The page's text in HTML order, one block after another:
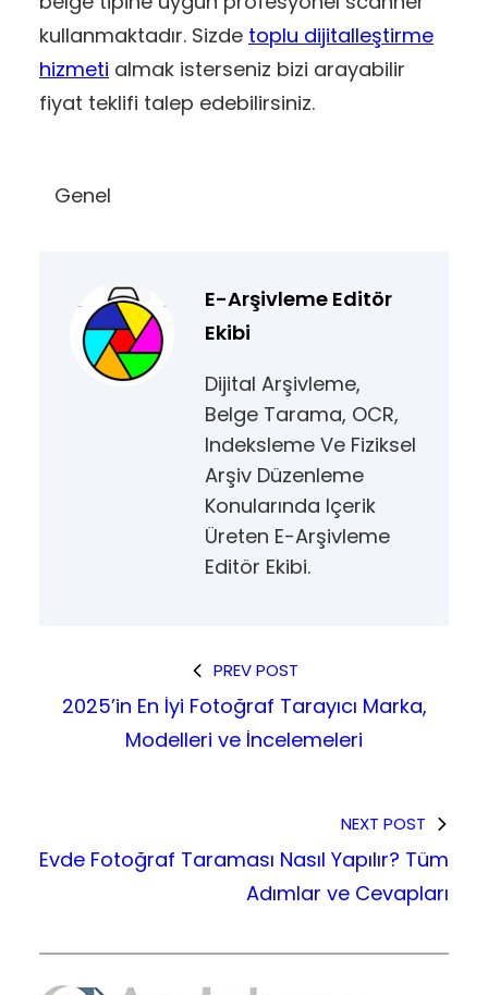
kullanmaktadır. Sizde toplu dijitalleştirme
hizmeti almak isterseniz bizi arayabilir
fiyat teklifi talep edebilirsiniz.
Genel
E-Arşivleme Editör
Ekibi
Dijital Arşivleme,
Belge Tarama, OCR,
Indeksleme Ve Fiziksel
Arşiv Düzenleme
Konularında Içerik
Üreten E-Arşivleme
Editör Ekibi.
PREV POST
2025’in En İyi Fotoğraf Tarayıcı Marka,
Modelleri ve İncelemeleri
NEXT POST
Evde Fotoğraf Taraması Nasıl Yapılır? Tüm
Adımlar ve Cevapları